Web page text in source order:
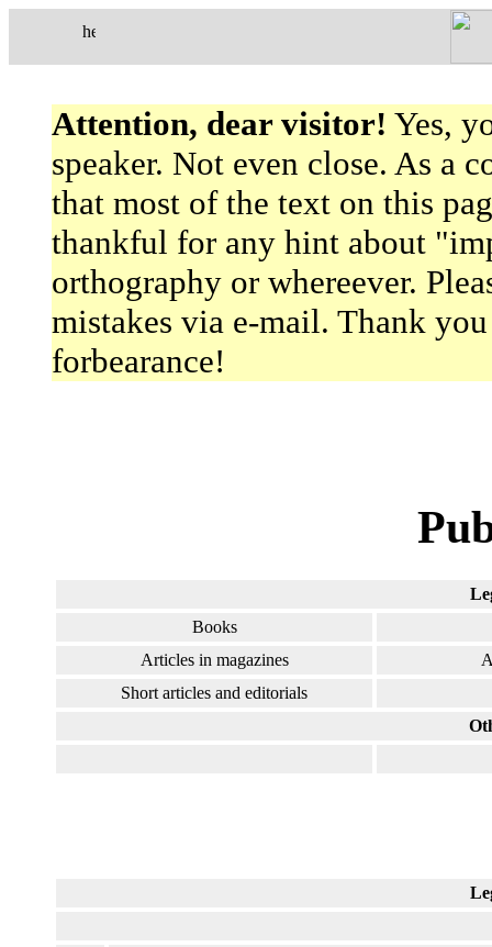
Attention, dear visitor! Yes,
speaker. Not even close. As a
that most of the text on this
thankful for any hint about
orthography or whereever.
mistakes via e-mail. Thank
forbearance!
Books
Articles in magazines
Short articles and editorials